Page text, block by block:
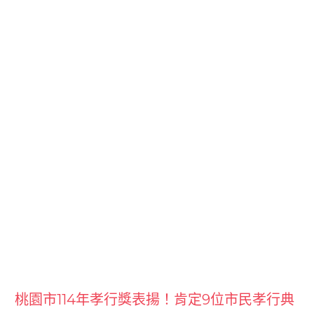
桃園市114年孝行獎表揚！肯定9位市民孝行典